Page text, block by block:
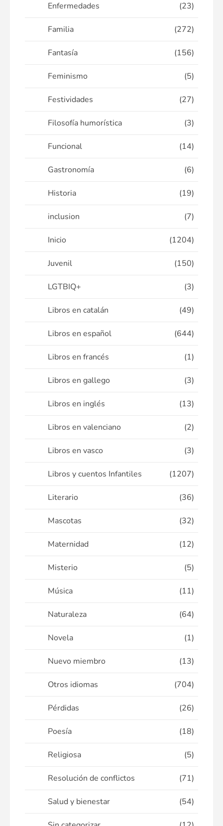
Enfermedades (23)
Familia (272)
Fantasía (156)
Feminismo (5)
Festividades (27)
Filosofía humorística (3)
Funcional (14)
Gastronomía (6)
Historia (19)
inclusion (7)
Inicio (1204)
Juvenil (150)
LGTBIQ+ (3)
Libros en catalán (49)
Libros en español (644)
Libros en francés (1)
Libros en gallego (3)
Libros en inglés (13)
Libros en valenciano (2)
Libros en vasco (3)
Libros y cuentos Infantiles (1207)
Literario (36)
Mascotas (32)
Maternidad (12)
Misterio (5)
Música (11)
Naturaleza (64)
Novela (1)
Nuevo miembro (13)
Otros idiomas (704)
Pérdidas (26)
Poesía (18)
Religiosa (5)
Resolución de conflictos (71)
Salud y bienestar (54)